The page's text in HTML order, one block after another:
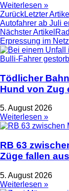
Weiterlesen »
ZurückLetzter Artikel
Autofahrer ab Juli
Nächster Artikel
Erpressung im Netz
Tödlicher
Hund von Zug
5. August 2026
Weiterlesen »
RB 63
Züge fallen aus
5. August 2026
Weiterlesen »